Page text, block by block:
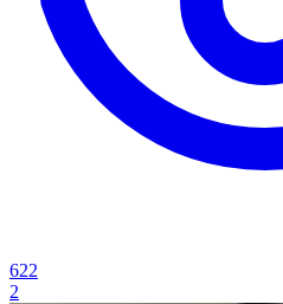
622
2